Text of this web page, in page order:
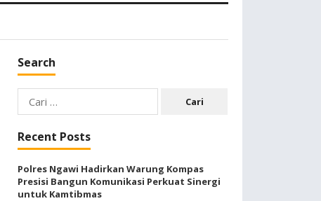
Search
Cari
untuk:
Recent Posts
Polres Ngawi Hadirkan Warung Kompas
Presisi Bangun Komunikasi Perkuat Sinergi
untuk Kamtibmas